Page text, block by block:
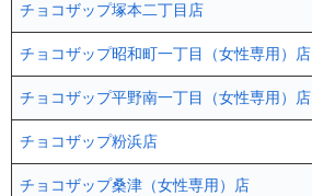
チョコザップ塚本二丁目店
チョコザップ昭和町一丁目（女性専用）店
チョコザップ平野南一丁目（女性専用）店
チョコザップ粉浜店
チョコザップ桑津（女性専用）店